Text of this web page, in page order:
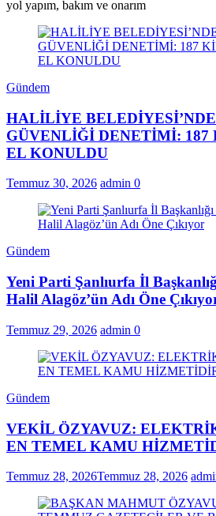
yol yapım, bakım ve onarım
Gündem
HALİLİYE
GÜVENLİĞİ DENETİMİ: 187
EL KONULDU
Temmuz 30, 2026 admin 0
Gündem
Yeni Parti Şanlıurfa İl
Halil Alagöz’ün Adı Öne
Temmuz 29, 2026 admin 0
Gündem
VEKİL ÖZYAVUZ:
EN TEMEL KAMU
Temmuz 28, 2026Temmuz 28, 2026